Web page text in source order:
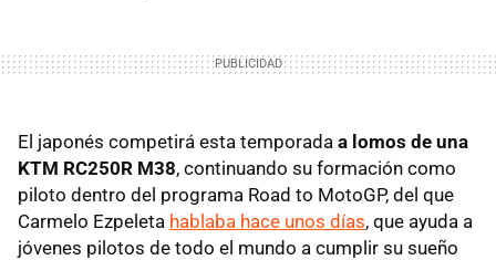
El japonés competirá esta temporada a lomos de una
KTM RC250R M38, continuando su formación como
piloto dentro del programa Road to MotoGP, del que
Carmelo Ezpeleta hablaba hace unos días, que ayuda a
jóvenes pilotos de todo el mundo a cumplir su sueño